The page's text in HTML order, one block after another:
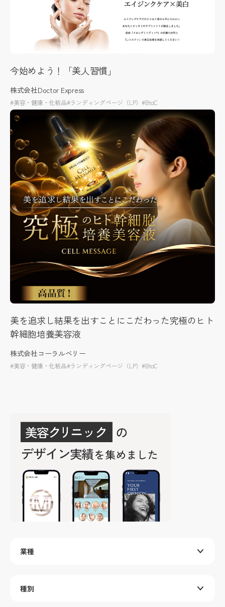
業種
種別
今始めよう！「美人習慣」
株式会社Doctor Express
#美容・健康・化粧品#ランディングページ（LP）#BtoC
美を追求し結果を出すことにこだわった究極のヒト
幹細胞培養美容液
株式会社コーラルベリー
#美容・健康・化粧品#ランディングページ（LP）#BtoC